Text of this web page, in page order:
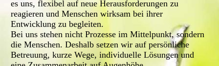
es uns, flexibel auf neue Herausforderungen zu
reagieren und Menschen wirksam bei ihrer
Entwicklung zu begleiten.
Bei uns stehen nicht Prozesse im Mittelpunkt, sondern
die Menschen. Deshalb setzen wir auf persönliche
Betreuung, kurze Wege, individuelle Lösungen und